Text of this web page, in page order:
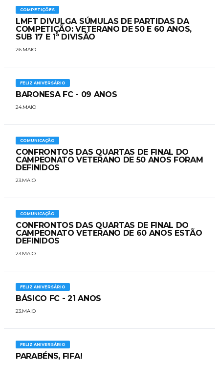
COMPETIÇÕES
LMFT DIVULGA SÚMULAS DE PARTIDAS DA
COMPETIÇÃO: VETERANO DE 50 E 60 ANOS,
SUB 17 E 1ª DIVISÃO
26.MAIO
FELIZ ANIVERSÁRIO
BARONESA FC - 09 ANOS
24.MAIO
COMUNICAÇÃO
CONFRONTOS DAS QUARTAS DE FINAL DO
CAMPEONATO VETERANO DE 50 ANOS FORAM
DEFINIDOS
23.MAIO
COMUNICAÇÃO
CONFRONTOS DAS QUARTAS DE FINAL DO
CAMPEONATO VETERANO DE 60 ANOS ESTÃO
DEFINIDOS
23.MAIO
FELIZ ANIVERSÁRIO
BÁSICO FC - 21 ANOS
23.MAIO
FELIZ ANIVERSÁRIO
PARABÉNS, FIFA!